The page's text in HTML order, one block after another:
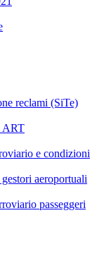
reclami (SiTe)
ART
e condizioni
aeroportuali
passeggeri